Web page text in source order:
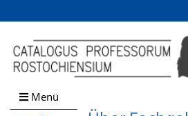
Browsen
direkt zum Inhalt
Menü